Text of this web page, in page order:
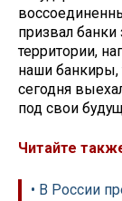
призвал
территории,
наши
сегодня
под свои
Читайте
• В России